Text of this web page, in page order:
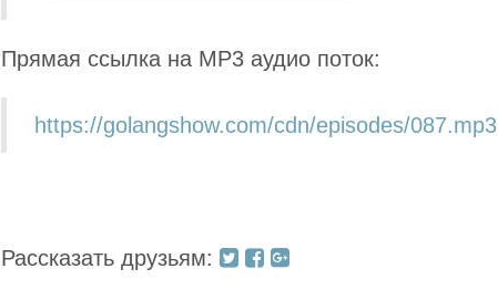
Прямая ссылка на MP3 аудио поток:
https://golangshow.com/cdn/episodes/087.mp3
Рассказать друзьям: